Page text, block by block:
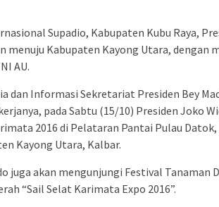
Supadio, Kabupaten Kubu Raya,
menuju Kabupaten Kayong Utara, dengan
AU.
dan Informasi Sekretariat Presiden Bey
pada Sabtu (15/10) Presiden Joko
2016 di Pelataran Pantai Pulau Datok,
Kayong Utara, Kalbar.
juga akan mengunjungi Festival Tanaman
“Sail Selat Karimata Expo 2016”.